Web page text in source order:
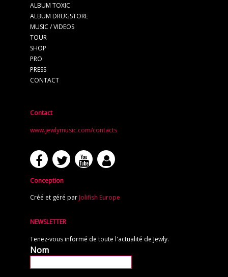
ALBUM TOXIC
ALBUM DRUGSTORE
MUSIC / VIDEOS
TOUR
SHOP
PRO
PRESS
CONTACT
Contact
www.jewlymusic.com/contacts
Conception
Créé et géré par Jolifish Europe
NEWSLETTER
Tenez-vous informé de toute l'actualité de Jewly.
Nom